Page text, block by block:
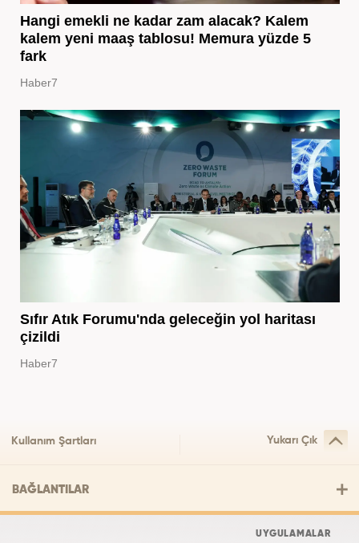
Hangi emekli ne kadar zam alacak? Kalem
kalem yeni maaş tablosu! Memura yüzde 5
fark
Haber7
Sıfır Atık Forumu'nda geleceğin yol haritası
çizildi
Haber7
Kullanım Şartları Yukarı Çık
BAĞLANTILAR
UYGULAMALAR